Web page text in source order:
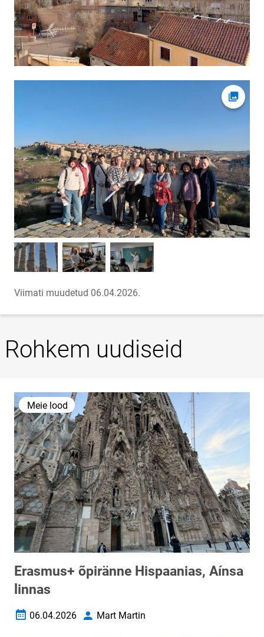
Ava
Viimati muudetud 06.04.2026.
Rohkem uudiseid
Meie lood
Erasmus+ õpiränne Hispaanias, Aínsa
linnas
Loomise kuupäev
06.04.2026 AutorMart Martin